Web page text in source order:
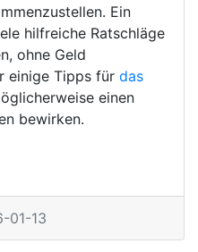
Ein
hilfreiche Ratschläge
ohne Geld
einige Tipps für das
einen
bewirken.
01-13